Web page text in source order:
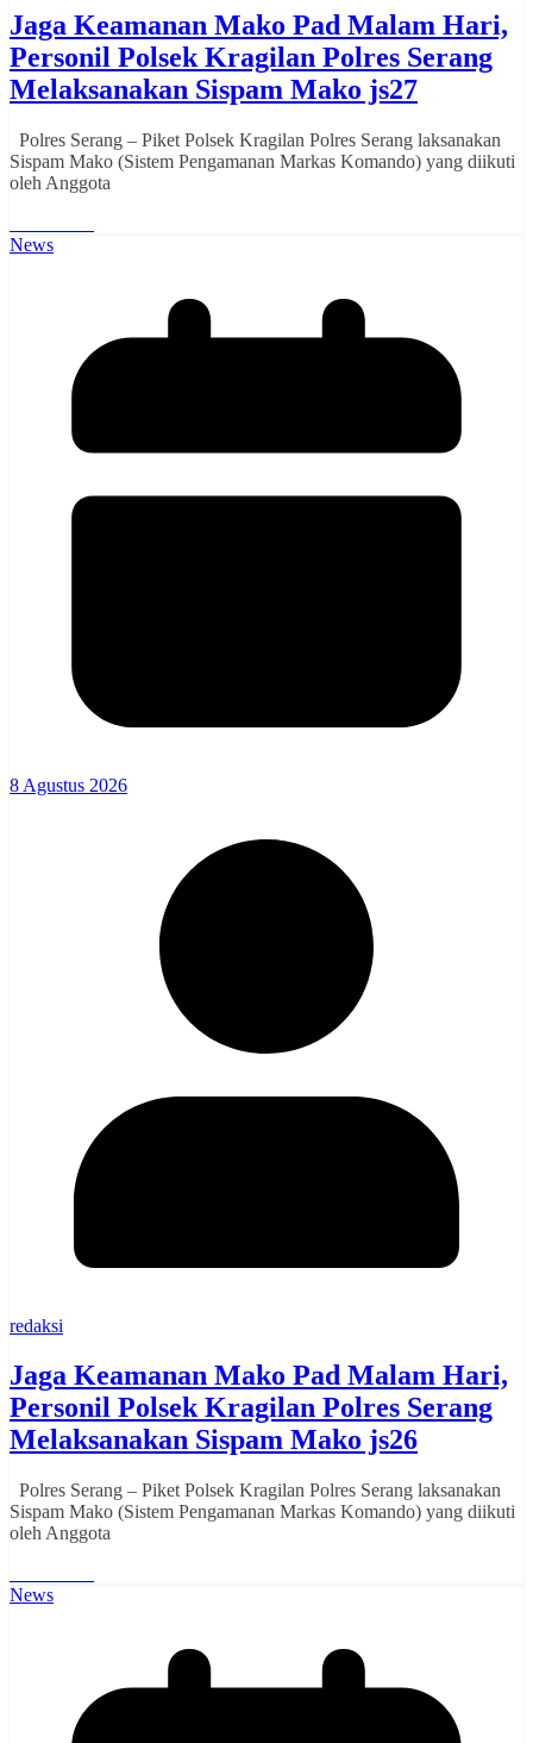
Jaga Keamanan Mako Pad Malam Hari,
Personil Polsek Kragilan Polres Serang
Melaksanakan Sispam Mako js27
Polres Serang – Piket Polsek Kragilan Polres Serang laksanakan
Sispam Mako (Sistem Pengamanan Markas Komando) yang diikuti
oleh Anggota
News
8 Agustus 2026
redaksi
Jaga Keamanan Mako Pad Malam Hari,
Personil Polsek Kragilan Polres Serang
Melaksanakan Sispam Mako js26
Polres Serang – Piket Polsek Kragilan Polres Serang laksanakan
Sispam Mako (Sistem Pengamanan Markas Komando) yang diikuti
oleh Anggota
News